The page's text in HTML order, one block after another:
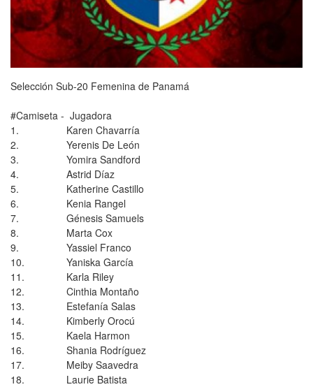
Selección Sub-20 Femenina de Panamá
#Camiseta - Jugadora
1. Karen Chavarría
2. Yerenis De León
3. Yomira Sandford
4. Astrid Díaz
5. Katherine Castillo
6. Kenia Rangel
7. Génesis Samuels
8. Marta Cox
9. Yassiel Franco
10. Yaniska García
11. Karla Riley
12. Cinthia Montaño
13. Estefanía Salas
14. Kimberly Orocú
15. Kaela Harmon
16. Shania Rodríguez
17. Meiby Saavedra
18. Laurie Batista